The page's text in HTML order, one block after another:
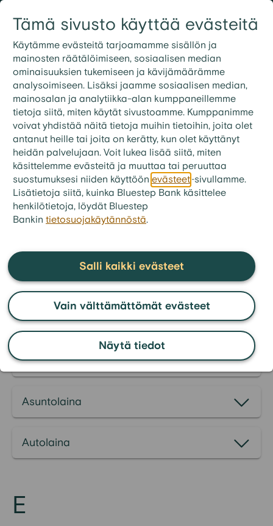
Tämä sivusto käyttää evästeitä
Käytämme evästeitä tarjoamamme sisällön ja
mainosten räätälöimiseen, sosiaalisen median
ominaisuuksien tukemiseen ja kävijämäärämme
analysoimiseen. Lisäksi jaamme sosiaalisen median,
mainosalan ja analytiikka-alan kumppaneillemme
tietoja siitä, miten käytät sivustoamme. Kumppanimme
voivat yhdistää näitä tietoja muihin tietoihin, joita olet
antanut heille tai joita on kerätty, kun olet käyttänyt
heidän palvelujaan. Voit lukea lisää siitä, miten
käsittelemme evästeitä ja muuttaa tai peruuttaa
suostumuksesi niiden käyttöön evästeet-sivullamme.
Lisätietoja siitä, kuinka Bluestep Bank käsittelee
henkilötietoja, löydät Bluestep
Bankin tietosuojakäytännöstä.
Näytä tiedot
Vain välttämättömät evästeet
Salli kaikki evästeet
09 3158 7600
bluestep.fi > Talousvinkit > Taloussanasto
Taloussanasto
Tuntuuko kaikkien pankkimaailman käsitteiden
ymmärtäminen hankalalta? Olemme koonneet
tälle sivulle käsitteitä, joita saattaa esiintyä silloin,
kun olet esimerkiksi ostamassa uutta asuntoa tai
hakemassa muuta lainaa.
Annuiteettilaina
Annuiteettilyhennys
Asumiskustannukset
Asuntolaina
Autolaina
E